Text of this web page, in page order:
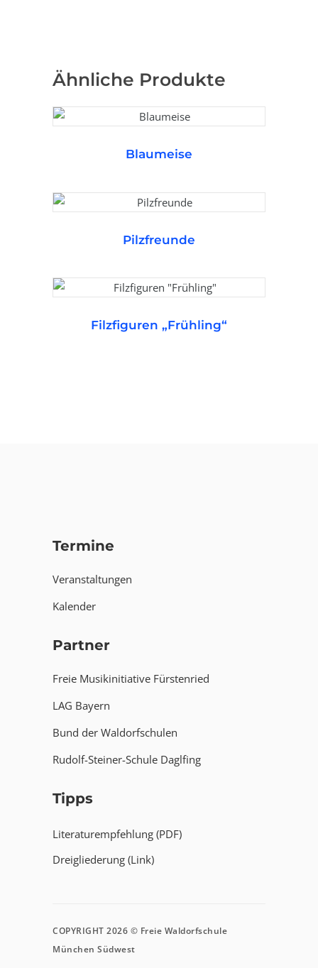
Ähnliche Produkte
WEITERLESEN
Blaumeise
WEITERLESEN
Pilzfreunde
WEITERLESEN
Filzfiguren „Frühling“
Termine
Veranstaltungen
Kalender
Partner
Freie Musikinitiative Fürstenried
LAG Bayern
Bund der Waldorfschulen
Rudolf-Steiner-Schule Daglfing
Tipps
Literaturempfehlung (PDF)
Dreigliederung (Link)
COPYRIGHT 2026 © Freie Waldorfschule
München Südwest